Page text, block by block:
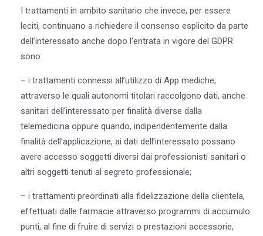
I trattamenti in ambito sanitario che invece, per essere
leciti, continuano a richiedere il consenso esplicito da parte
dell’interessato anche dopo l’entrata in vigore del GDPR
sono:
– i trattamenti connessi all’utilizzo di App mediche,
attraverso le quali autonomi titolari raccolgono dati, anche
sanitari dell’interessato per finalità diverse dalla
telemedicina oppure quando, indipendentemente dalla
finalità dell’applicazione, ai dati dell’interessato possano
avere accesso soggetti diversi dai professionisti sanitari o
altri soggetti tenuti al segreto professionale;
– i trattamenti preordinati alla fidelizzazione della clientela,
effettuati dalle farmacie attraverso programmi di accumulo
punti, al fine di fruire di servizi o prestazioni accessorie,